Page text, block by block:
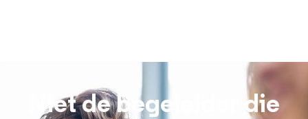
Niet de begeleider die